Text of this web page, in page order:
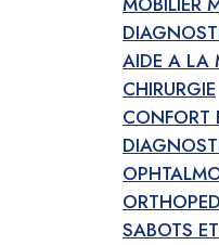
AIDE A LA
CHIRURGIE
CONFORT
SABOTS